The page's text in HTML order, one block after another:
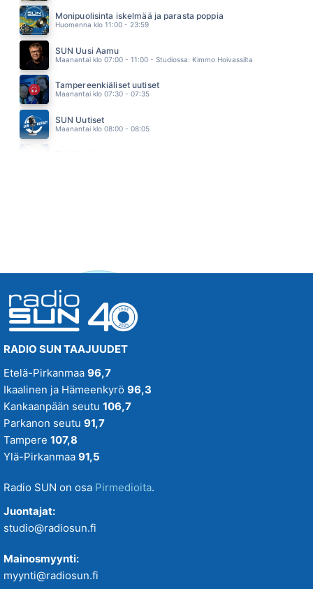
Monipuolisinta iskelmää ja parasta poppia
Huomenna klo 11:00 - 23:59
SUN Uusi Aamu
Maanantai klo 07:00 - 11:00 - Studiossa: Kimmo Hoivassilta
Tampereenkiäliset uutiset
Maanantai klo 07:30 - 07:35
SUN Uutiset
Maanantai klo 08:00 - 08:05
RADIO SUN TAAJUUDET
Etelä-Pirkanmaa 96,7
Ikaalinen ja Hämeenkyrö 96,3
Kankaanpään seutu 106,7
Parkanon seutu 91,7
Tampere 107,8
Ylä-Pirkanmaa 91,5
Radio SUN on osa Pirmedioita.
Juontajat:
studio@radiosun.fi
Mainosmyynti:
myynti@radiosun.fi